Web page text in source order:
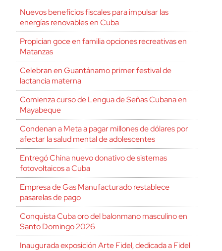
Nuevos beneficios fiscales para impulsar las
energías renovables en Cuba
Propician goce en familia opciones recreativas en
Matanzas
Celebran en Guantánamo primer festival de
lactancia materna
Comienza curso de Lengua de Señas Cubana en
Mayabeque
Condenan a Meta a pagar millones de dólares por
afectar la salud mental de adolescentes
Entregó China nuevo donativo de sistemas
fotovoltaicos a Cuba
Empresa de Gas Manufacturado restablece
pasarelas de pago
Conquista Cuba oro del balonmano masculino en
Santo Domingo 2026
Inaugurada exposición Arte Fidel, dedicada a Fidel